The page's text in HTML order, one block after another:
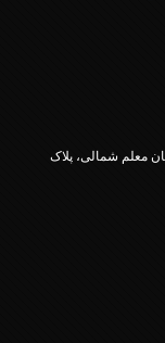
معلم شمالی، پلاک